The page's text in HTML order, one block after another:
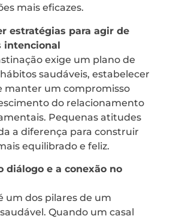
mais eficazes.
estratégias para agir de
intencional
exige um plano de
saudáveis, estabelecer
manter um compromisso
do relacionamento
Pequenas atitudes
a diferença para construir
equilibrado e feliz.
diálogo e a conexão no
um dos pilares de um
Quando um casal